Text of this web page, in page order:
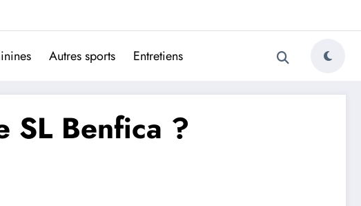
portugais
Autres sports Entretiens
SL Benfica ?